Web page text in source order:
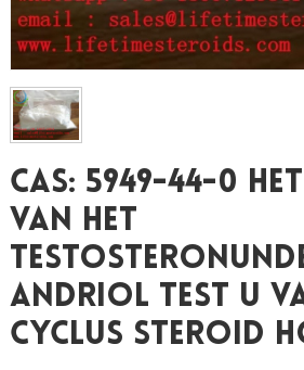
CAS: 5949-44-0
Van Het
Andriol Test U
Cyclus Steroid